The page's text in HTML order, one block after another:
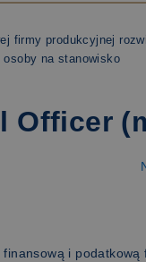
firmy produkcyjnej
osoby na stanowisko
Officer
i podatkową